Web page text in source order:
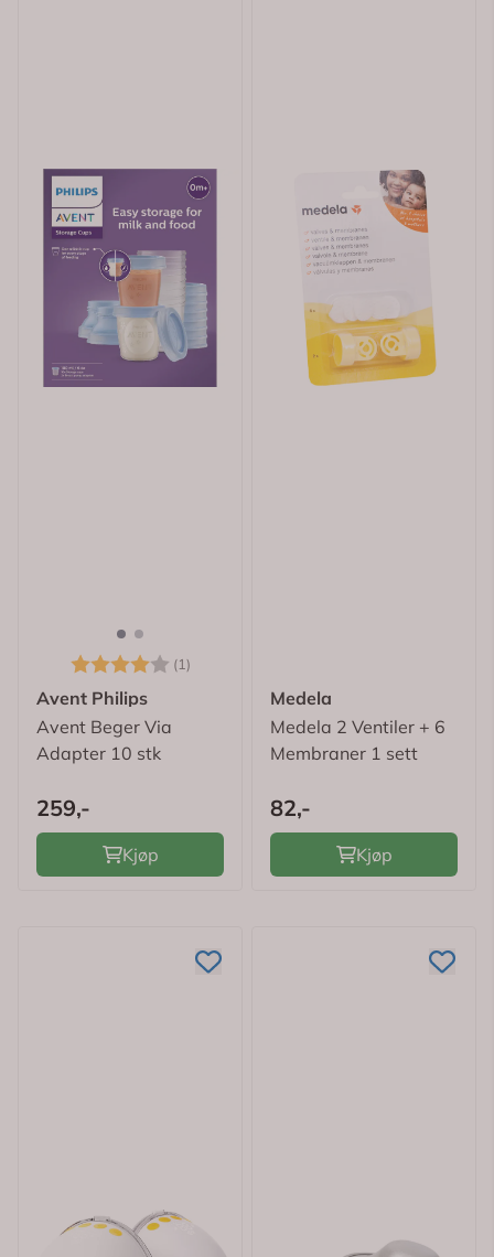
Karakter: (1)
Avent Philips
Avent Beger Via
Adapter 10 stk
259,-
Kjøp
Medela
Medela 2 Ventiler + 6
Membraner 1 sett
82,-
Kjøp